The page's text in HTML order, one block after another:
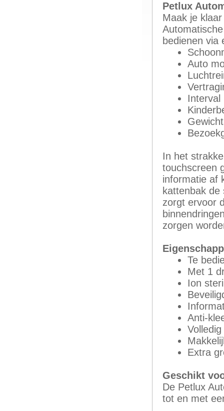
Petlux
Maak je
bedienen via
Auto
Interval
In het
touchscreen
informatie af
kattenbak
zorgt ervoor
zorgen
Te
Met 1
Ion
Anti-
Extra
Geschikt
De Petlux
tot en met